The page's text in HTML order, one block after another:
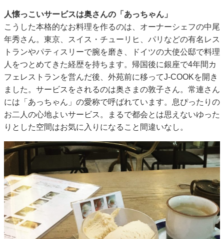
人懐っこいサービスは奥さんの「あっちゃん」
こうした本格的なお料理を作るのは、オーナーシェフの中尾
年秀さん。東京、スイス・チューリヒ、パリなどの有名レス
トランやパティスリーで腕を磨き、ドイツの大使公邸で料理
人をつとめてきた経歴を持ちます。帰国後に銀座で4年間カ
フェレストランを営んだ後、外苑前に移ってJ-COOKを開き
ました。サービスをされるのは奥さまの敦子さん。常連さん
には「あっちゃん」の愛称で呼ばれています。息ぴったりの
お二人の心地よいサービス。まるで都会とは思えないゆった
りとした空間はお気に入りになること間違いなし。